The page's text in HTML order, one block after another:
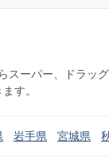
スーパー、ドラッ
す。
岩手県 宮城県